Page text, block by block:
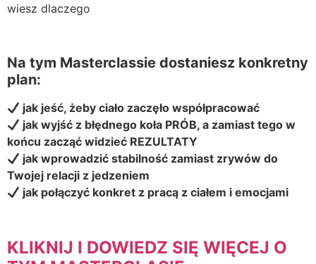
wiesz dlaczego
Na tym Masterclassie dostaniesz konkretny
plan:
jak jeść, żeby ciało zaczęło współpracować
jak wyjść z błędnego koła PRÓB, a zamiast tego w
końcu zacząć widzieć REZULTATY
jak wprowadzić stabilność zamiast zrywów do
Twojej relacji z jedzeniem
jak połączyć konkret z pracą z ciałem i emocjami
KLIKNIJ I DOWIEDZ SIĘ WIĘCEJ O